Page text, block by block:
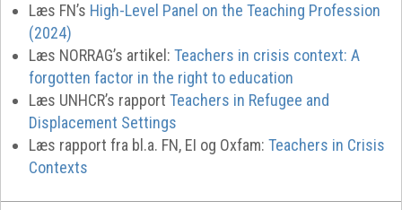
Læs FN’s High-Level Panel on the Teaching Profession
(2024)
Læs NORRAG’s artikel: Teachers in crisis context: A
forgotten factor in the right to education
Læs UNHCR’s rapport Teachers in Refugee and
Displacement Settings
Læs rapport fra bl.a. FN, EI og Oxfam: Teachers in Crisis
Contexts